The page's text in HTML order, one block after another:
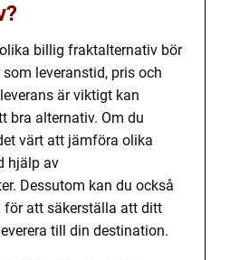
billig fraktalternativ bör
leveranstid, pris och
är viktigt kan
bra alternativ. Om du
värt att jämföra olika
hjälp av
Dessutom kan du också
för att säkerställa att ditt
till din destination.